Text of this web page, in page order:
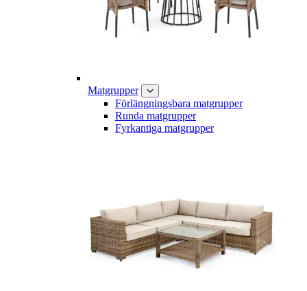
Matgrupper
Förlängningsbara matgrupper
Runda matgrupper
Fyrkantiga matgrupper